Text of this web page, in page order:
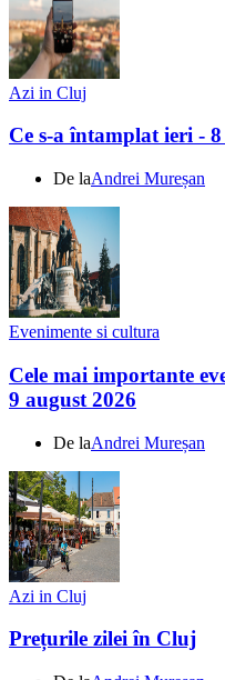
Azi in Cluj
Ce s-a întamplat ieri -
De laAndrei Mureșan
Evenimente si cultura
Cele mai importante
9 august 2026
De laAndrei Mureșan
Azi in Cluj
Prețurile zilei în Cluj